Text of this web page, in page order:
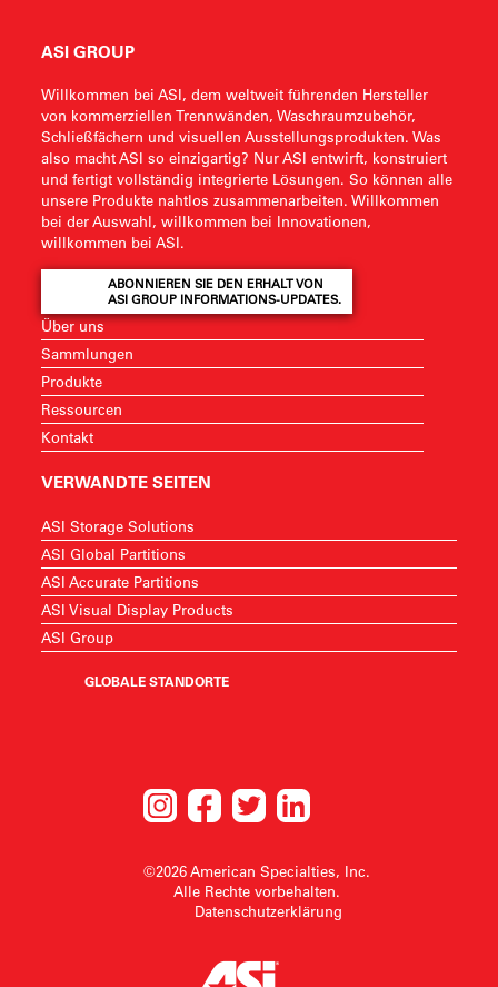
ASI GROUP
Willkommen bei ASI, dem weltweit führenden Hersteller
von kommerziellen Trennwänden, Waschraumzubehör,
Schließfächern und visuellen Ausstellungsprodukten. Was
also macht ASI so einzigartig? Nur ASI entwirft, konstruiert
und fertigt vollständig integrierte Lösungen. So können alle
unsere Produkte nahtlos zusammenarbeiten. Willkommen
bei der Auswahl, willkommen bei Innovationen,
willkommen bei ASI.
ABONNIEREN SIE DEN ERHALT VON
ASI GROUP INFORMATIONS-UPDATES.
Über uns
Sammlungen
Produkte
Ressourcen
Kontakt
VERWANDTE SEITEN
ASI Storage Solutions
ASI Global Partitions
ASI Accurate Partitions
ASI Visual Display Products
ASI Group
GLOBALE STANDORTE
©2026 American Specialties, Inc.
Alle Rechte vorbehalten.
Datenschutzerklärung